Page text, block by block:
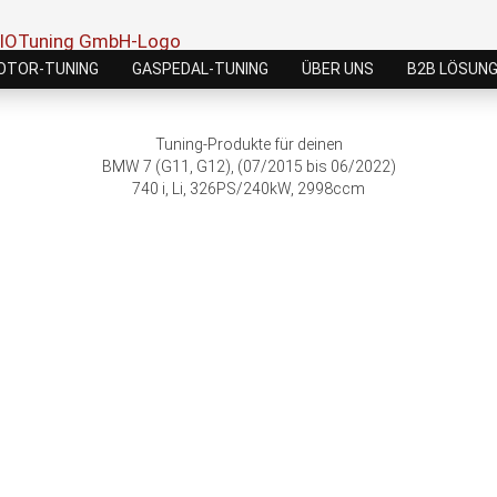
TUNING GASPEDAL-TUNING ÜBER UNS B2B
Tuning-Produkte für deinen
BMW 7 (G11, G12), (07/2015 bis 06/2022)
740 i, Li, 326PS/240kW, 2998ccm